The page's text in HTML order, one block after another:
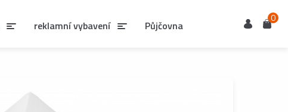
reklamní vybavení Půjčovna UživatelKošík
0